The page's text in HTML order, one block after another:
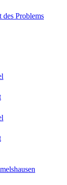
Problems